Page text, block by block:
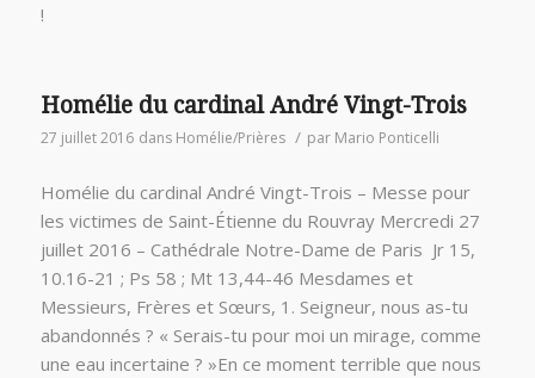
!
Homélie du cardinal André Vingt-Trois
27 juillet 2016 dans Homélie/Prières / par Mario Ponticelli
Homélie du cardinal André Vingt-Trois – Messe pour
les victimes de Saint-Étienne du Rouvray Mercredi 27
juillet 2016 – Cathédrale Notre-Dame de Paris Jr 15,
10.16-21 ; Ps 58 ; Mt 13,44-46 Mesdames et
Messieurs, Frères et Sœurs, 1. Seigneur, nous as-tu
abandonnés ? « Serais-tu pour moi un mirage, comme
une eau incertaine ? »En ce moment terrible que nous